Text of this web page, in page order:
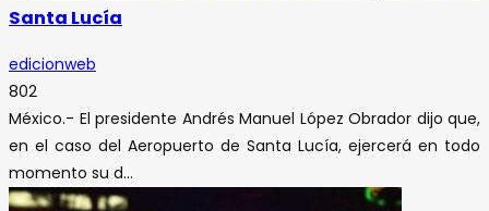
Santa Lucía
edicionweb
802
México.- El presidente Andrés Manuel López Obrador dijo que,
en el caso del Aeropuerto de Santa Lucía, ejercerá en todo
momento su d...